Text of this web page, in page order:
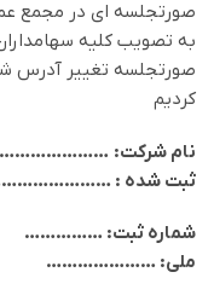
صورتجلسه ای در مجمع
به تصویب کلیه
صورتجلسه تغییر آدرس
کردیم
نام شرکت:
ثبت شده :
شماره
ملی: …………………